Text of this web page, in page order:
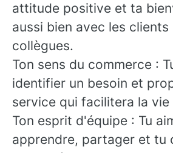
attitude positive et ta
aussi bien avec les
collègues.
Ton sens du commerce :
identifier un besoin et
service qui facilitera la
Ton esprit d'équipe : Tu
apprendre, partager et tu